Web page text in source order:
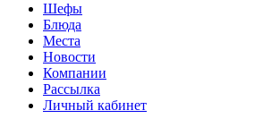
Шефы
Блюда
Места
Новости
Компании
Рассылка
Личный кабинет